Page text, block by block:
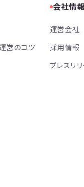
営のコツ
会社情
運営会社
採用情報
プレスリ